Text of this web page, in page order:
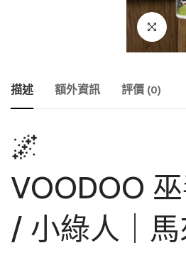
描述 額外資訊 評價 (0)
🌌
VOODOO
/ 小綠人｜